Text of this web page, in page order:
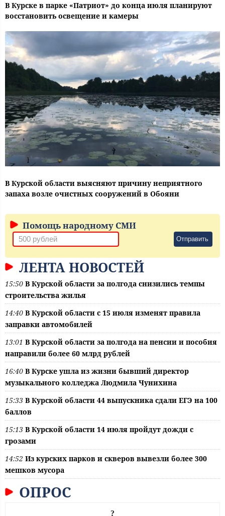
В Курске в парке «Патриот» до конца июля планируют
восстановить освещение и камеры
В Курской области выясняют причину неприятного
запаха возле очистных сооружений в Обояни
Помощь народному СМИ
Отправить
ЛЕНТА НОВОСТЕЙ
15:50 В Курской области за полгода снизились темпы
строительства жилья
14:40 В Курской области с 15 июля изменят правила
заправки автомобилей
13:01 В Курской области за полгода на пенсии и пособия
направили более 60 млрд рублей
16:40 В Курске ушла из жизни бывший директор
музыкального колледжа Людмила Чунихина
15:33 В Курской области 44 выпускника сдали ЕГЭ на 100
баллов
15:13 В Курской области 14 июля пройдут дожди с
грозами
14:52 Из курских парков и скверов вывезли более 300
мешков мусора
ОПРОС
?